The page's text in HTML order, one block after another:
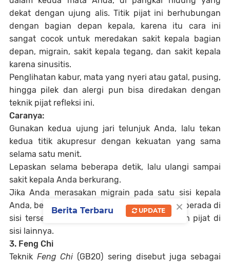
dekat dengan ujung alis. Titik pijat ini berhubungan
dengan bagian depan kepala, karena itu cara ini
sangat cocok untuk meredakan sakit kepala bagian
depan, migrain, sakit kepala tegang, dan sakit kepala
karena sinusitis.
Penglihatan kabur, mata yang nyeri atau gatal, pusing,
hingga pilek dan alergi pun bisa diredakan dengan
teknik pijat refleksi ini.
Caranya:
Gunakan kedua ujung jari telunjuk Anda, lalu tekan
kedua titik akupresur dengan kekuatan yang sama
selama satu menit.
Lepaskan selama beberapa detik, lalu ulangi sampai
sakit kepala Anda berkurang.
Jika Anda merasakan migrain pada satu sisi kepala
Anda, berikan tekanan atau pijat di titik yang berada di
sisi tersebut terlebih dahulu, baru melakukan pijat di
sisi lainnya.
3. Feng Chi
Teknik Feng Chi (GB20) sering disebut juga sebagai
×
Berita Terbaru UPDATE